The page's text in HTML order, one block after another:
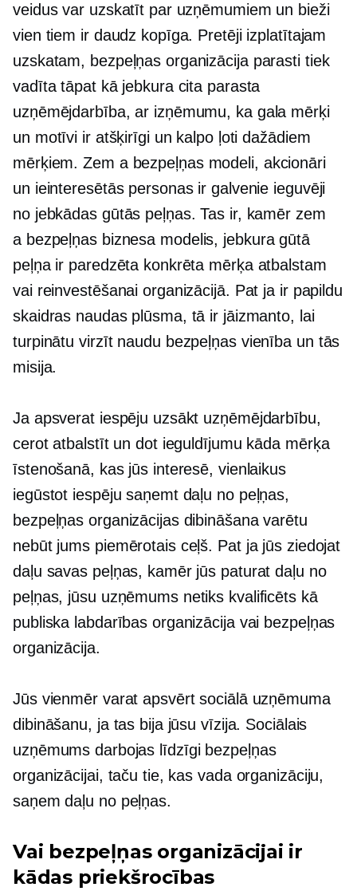
veidus var uzskatīt par uzņēmumiem un bieži
vien tiem ir daudz kopīga. Pretēji izplatītajam
uzskatam, bezpeļņas organizācija parasti tiek
vadīta tāpat kā jebkura cita parasta
uzņēmējdarbība, ar izņēmumu, ka gala mērķi
un motīvi ir atšķirīgi un kalpo ļoti dažādiem
mērķiem. Zem a bezpeļņasmodeli, akcionāri
un ieinteresētās personas ir galvenie ieguvēji
no jebkādas gūtās peļņas. Tas ir, kamēr zem
a bezpeļņasbiznesa modelis, jebkura gūtā
peļņa ir paredzēta konkrēta mērķa atbalstam
vai reinvestēšanai organizācijā. Pat ja ir papildu
skaidras naudas plūsma, tā ir jāizmanto, lai
turpinātu virzīt naudu bezpeļņasvienība un tās
misija.
Ja apsverat iespēju uzsākt uzņēmējdarbību,
cerot atbalstīt un dot ieguldījumu kāda mērķa
īstenošanā, kas jūs interesē, vienlaikus
iegūstot iespēju saņemt daļu no peļņas,
bezpeļņas organizācijas dibināšana varētu
nebūt jums piemērotais ceļš. Pat ja jūs ziedojat
daļu savas peļņas, kamēr jūs paturat daļu no
peļņas, jūsu uzņēmums netiks kvalificēts kā
publiska labdarības organizācija vai bezpeļņas
organizācija.
Jūs vienmēr varat apsvērt sociālā uzņēmuma
dibināšanu, ja tas bija jūsu vīzija. Sociālais
uzņēmums darbojas līdzīgi bezpeļņas
organizācijai, taču tie, kas vada organizāciju,
saņem daļu no peļņas.
Vai bezpeļņas organizācijai ir
kādas priekšrocības